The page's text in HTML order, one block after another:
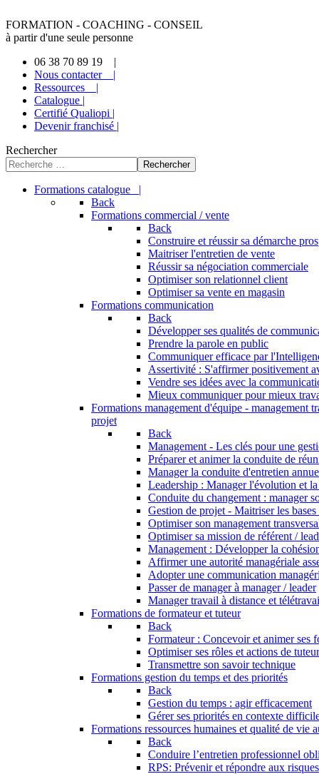
FORMATION - COACHING - CONSEIL
à partir d'une seule personne
06 38 70 89 19 |
Nous contacter |
Ressources |
Catalogue |
Certifié Qualiopi |
Devenir franchisé |
Rechercher
Rechercher
Formations catalogue |
Back
Formations commercial / vente
Back
Construire et réussir sa démarche
Maitriser l'entretien de vente
Réussir sa négociation commerciale
Optimiser son relationnel client
Optimiser sa vente en magasin
Formations communication
Back
Développer ses qualités de
Prendre la parole en public
Communiquer efficace par
Assertivité : S'affirmer positivement
Vendre ses idées avec la
Mieux communiquer pour mieux
Formations management d'équipe - management
projet
Back
Management - Les clés pour une
Préparer et animer la conduite de
Manager la conduite d'entretien
Leadership : Manager l'évolution et
Conduite du changement : manager
Gestion de projet - Maitriser les
Optimiser son management
Optimiser sa mission de référent /
Management : Développer la
Affirmer une autorité managériale
Adopter une communication
Passer de manager à manager / leader
Manager travail à distance et
Formations de formateur et tuteur
Back
Formateur : Concevoir et animer ses
Optimiser ses rôles et actions de tuteur
Transmettre son savoir technique
Formations gestion du temps et des priorités
Back
Gestion du temps : agir efficacement
Gérer ses priorités en contexte
Formations ressources humaines et qualité de vie
Back
Conduire l’entretien professionnel
RPS: Prévenir et répondre aux